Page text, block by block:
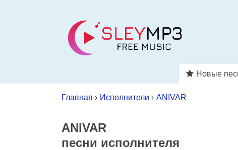
Новые
Главная › Исполнители › ANIVAR
ANIVAR
песни исполнителя